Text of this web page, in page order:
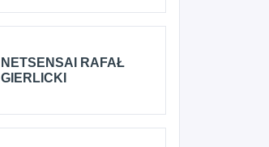
NETSENSAI RAFAŁ
GIERLICKI